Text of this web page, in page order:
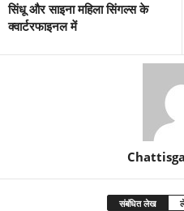
सिंधू और साइना महिला सिंगल्स के
क्वार्टरफाइनल में
संबंधित लेख